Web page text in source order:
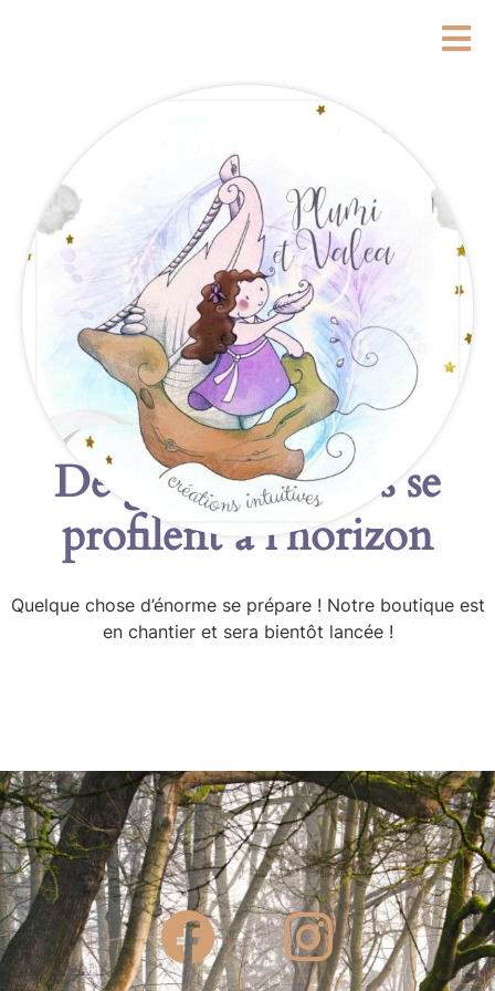
De grandes choses se
profilent à l’horizon
Quelque chose d’énorme se prépare ! Notre boutique est
en chantier et sera bientôt lancée !